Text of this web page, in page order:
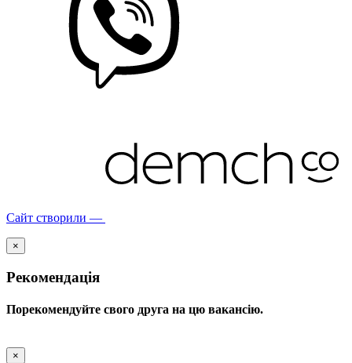
Сайт створили —
×
Рекомендація
Порекомендуйте свого друга на цю вакансію.
×